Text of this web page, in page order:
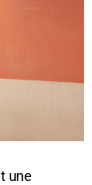
une